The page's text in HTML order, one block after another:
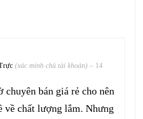
(xác minh chủ tài khoản) – 14
chuyên bán giá rẻ cho nên
về chất lượng lắm. Nhưng